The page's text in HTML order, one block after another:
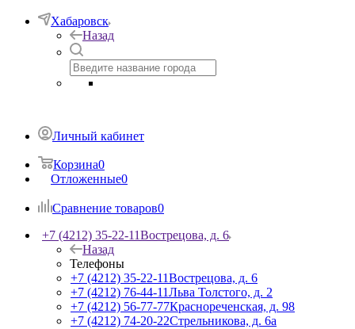
Хабаровск
Назад
Личный кабинет
Корзина0
Отложенные0
Сравнение товаров0
+7 (4212) 35-22-11Вострецова, д. 6
Назад
Телефоны
+7 (4212) 35-22-11Вострецова, д. 6
+7 (4212) 76-44-11Льва Толстого, д. 2
+7 (4212) 56-77-77Краснореченская, д. 98
+7 (4212) 74-20-22Стрельникова, д. 6а